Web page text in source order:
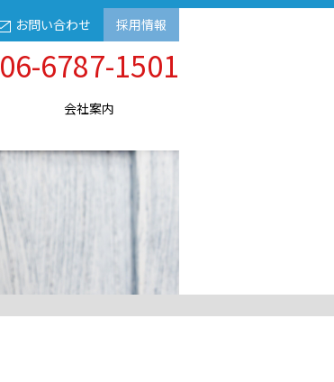
お問い合わせ 採用情報
06-6787-1501
会社案内